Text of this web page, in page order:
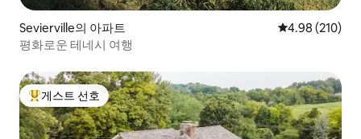
Sevierville의 아파트 평점 4.98점(5
4.98 (210)
평화로운 테네시 여행
상위 게스트 선호
게스트 선호